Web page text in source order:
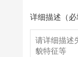
详细描述（